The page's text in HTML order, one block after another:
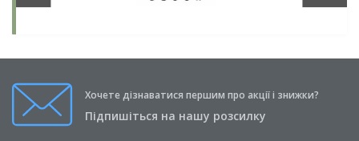
Хочете дізнаватися першим про акції і знижки?
Підпишіться на нашу розсилку